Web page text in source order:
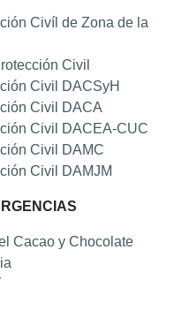
Civíl de Zona de la
Civil
Civil DACSyH
Civil DACA
Civil DACEA-CUC
Civil DAMC
Civil DAMJM
Cacao y Chocolate